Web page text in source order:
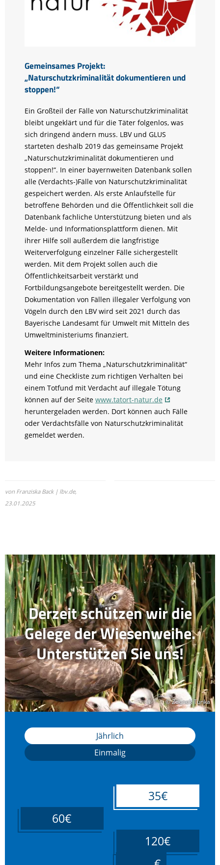
Gemeinsames Projekt:
„Naturschutzkriminalität dokumentieren und
stoppen!“
Ein Großteil der Fälle von Naturschutzkriminalität
bleibt ungeklärt und für die Täter folgenlos, was
sich dringend ändern muss. LBV und GLUS
starteten deshalb 2019 das gemeinsame Projekt
„Naturschutzkriminalität dokumentieren und
stoppen!“. In einer bayernweiten Datenbank sollen
alle (Verdachts-)Fälle von Naturschutzkriminalität
gespeichert werden. Als erste Anlaufstelle für
betroffene Behörden und die Öffentlichkeit soll die
Datenbank fachliche Unterstützung bieten und als
Melde- und Informationsplattform dienen. Mit
ihrer Hilfe soll außerdem die langfristige
Weiterverfolgung einzelner Fälle sichergestellt
werden. Mit dem Projekt sollen auch die
Öffentlichkeitsarbeit verstärkt und
Fortbildungsangebote bereitgestellt werden. Die
Dokumentation von Fällen illegaler Verfolgung von
Vögeln durch den LBV wird seit 2021 durch das
Bayerische Landesamt für Umwelt mit Mitteln des
Umweltministeriums finanziert.
Weitere Informationen:
Mehr Infos zum Thema „Naturschutzkriminalität“
und eine Checkliste zum richtigen Verhalten bei
einem Totfund mit Verdacht auf illegale Tötung
können auf der Seite www.tatort-natur.de
heruntergeladen werden. Dort können auch Fälle
oder Verdachtsfälle von Naturschutzkriminalität
gemeldet werden.
von Franziska Back | lbv.de,
23.01.2025
© Zdenek Tunka
© Zdenek Tunka
Derzeit schützen wir die
Gelege der Wiesenweihe.
Unterstützen Sie uns!
Jährlich
Einmalig
35€
60€
120€